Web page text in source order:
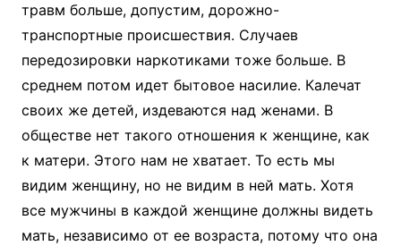
травм больше, допустим, дорожно-
транспортные происшествия. Случаев
передозировки наркотиками тоже больше. В
среднем потом идет бытовое насилие. Калечат
своих же детей, издеваются над женами. В
обществе нет такого отношения к женщине, как
к матери. Этого нам не хватает. То есть мы
видим женщину, но не видим в ней мать. Хотя
все мужчины в каждой женщине должны видеть
мать, независимо от ее возраста, потому что она